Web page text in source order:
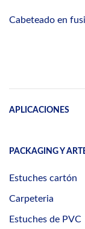
Cabeteado en
APLICACIONES
PACKAGING Y
Estuches cartón
Carpeteria
Estuches de PVC